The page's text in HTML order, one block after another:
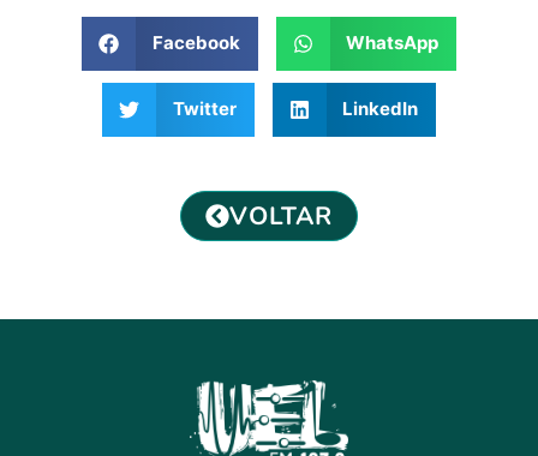
Facebook WhatsApp
Twitter LinkedIn
VOLTAR